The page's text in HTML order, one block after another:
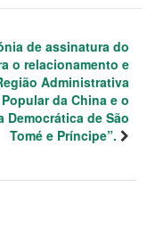
de assinatura do
o relacionamento e
Administrativa
da China e o
Democrática de São
Tomé e Príncipe”.